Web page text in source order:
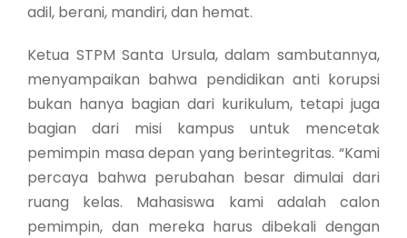
adil, berani, mandiri, dan hemat.
Ketua STPM Santa Ursula, dalam sambutannya,
menyampaikan bahwa pendidikan anti korupsi
bukan hanya bagian dari kurikulum, tetapi juga
bagian dari misi kampus untuk mencetak
pemimpin masa depan yang berintegritas. “Kami
percaya bahwa perubahan besar dimulai dari
ruang kelas. Mahasiswa kami adalah calon
pemimpin, dan mereka harus dibekali dengan